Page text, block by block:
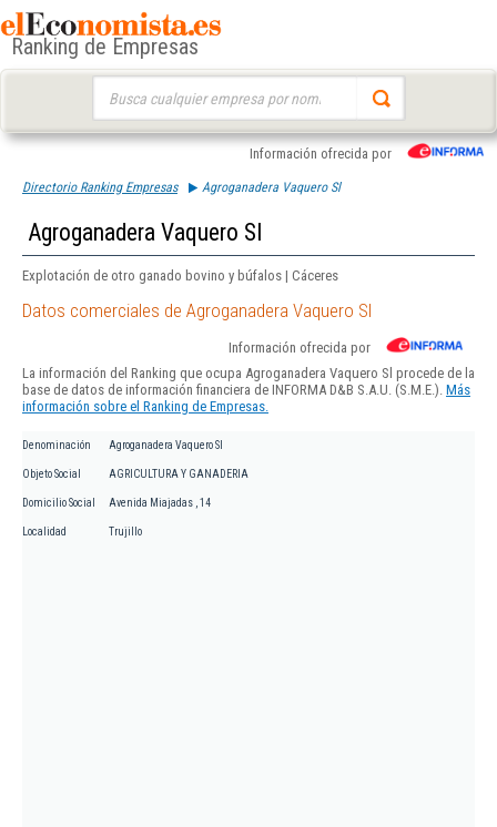
Ranking de Empresas
Información ofrecida por
Directorio Ranking Empresas Agroganadera Vaquero Sl
Agroganadera Vaquero Sl
Explotación de otro ganado bovino y búfalos | Cáceres
Datos comerciales de Agroganadera Vaquero Sl
Información ofrecida por
La información del Ranking que ocupa Agroganadera Vaquero Sl procede de la
base de datos de información financiera de INFORMA D&B S.A.U. (S.M.E.). Más
información sobre el Ranking de Empresas.
Denominación Agroganadera Vaquero Sl
Objeto Social AGRICULTURA Y GANADERIA
Domicilio Social Avenida Miajadas , 14
Localidad Trujillo